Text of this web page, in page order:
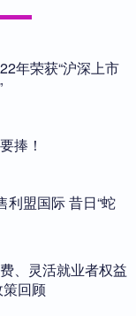
年荣获“沪深上市
捧！
利盟国际 昔日“蛇
、灵活就业者权益
回顾